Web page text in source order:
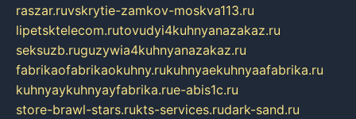
raszar.ruvskrytie-zamkov-moskva113.ru
lipetsktelecom.rutovudyi4kuhnyanazakaz.ru
seksuzb.ruguzywia4kuhnyanazakaz.ru
fabrikaofabrikaokuhny.rukuhnyaekuhnyaafabrika.ru
kuhnyaykuhnyayfabrika.rue-abis1c.ru
store-brawl-stars.rukts-services.rudark-sand.ru